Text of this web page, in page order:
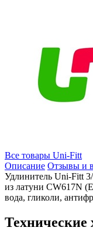
Все товары Uni-Fitt
Описание Отзывы и
Удлинитель Uni-Fitt
из латуни CW617N
вода, гликоли,